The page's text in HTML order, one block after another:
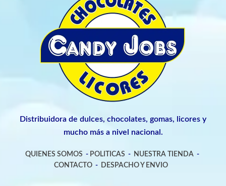
Distribuidora de dulces, chocolates, gomas, licores y
mucho más a nivel nacional.
QUIENES SOMOS - POLITICAS - NUESTRA TIENDA -
CONTACTO- DESPACHO Y ENVIO